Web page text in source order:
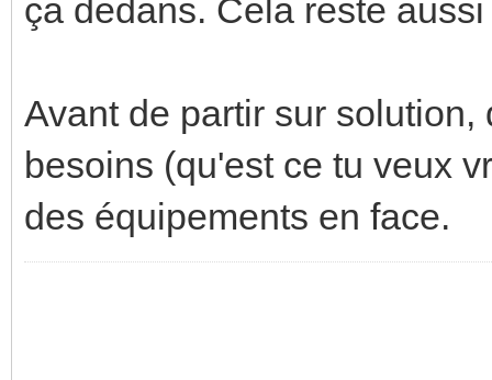
ça dedans. Cela reste
Avant de partir sur
besoins (qu'est ce tu veux
des équipements en face.